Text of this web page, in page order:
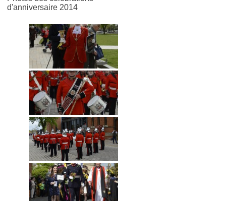
d'anniversaire 2014